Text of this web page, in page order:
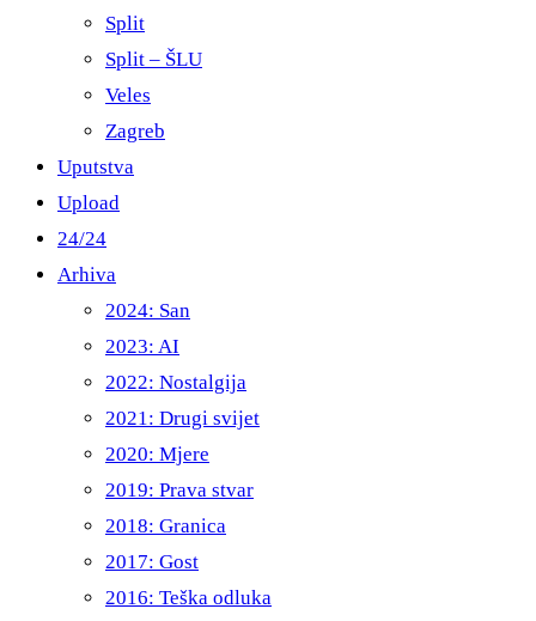
Split
Split – ŠLU
Veles
Zagreb
Uputstva
Upload
24/24
Arhiva
2024: San
2023: AI
2022: Nostalgija
2021: Drugi svijet
2020: Mjere
2019: Prava stvar
2018: Granica
2017: Gost
2016: Teška odluka